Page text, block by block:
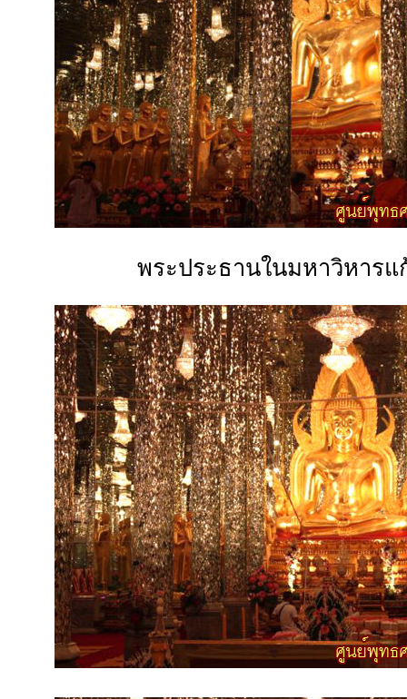
พระประธานในมหาวิหารแ